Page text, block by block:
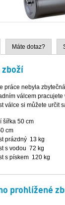
Máte dotaz?
zboží
práce nebyla
válcem pracujete
válce si můžete určit
šířka 50 cm
cm
prázdný 13 kg
s vodou 72 kg
s pískem 120 kg
prohlížené